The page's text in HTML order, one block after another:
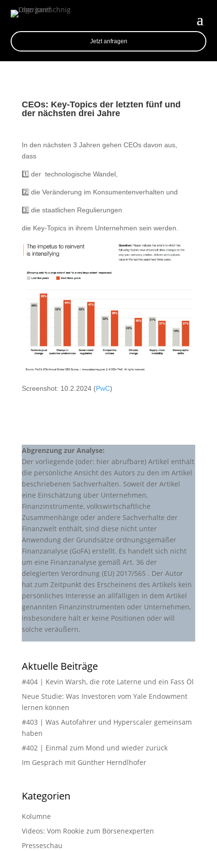
Jetzt anfragen
CEOs: Key-Topics der letzten fünf und
der nächsten drei Jahre
In den nächsten 3 Jahren gehen CEOs davon aus,
dass
1️⃣ der technologische Wandel,
2️⃣ die Veränderung im Konsumentenverhalten und
3️⃣ die staatlichen Regulierungen
die Key-Topics in ihrem Unternehmen sein werden.
Screenshot: 10.2.2024 (PwC)
Abgrenzung zur Analyse:
Der vorliegende (oder: hier abrufbare) Artikel enthält
die persönliche Ansicht des Autors zu den im Artikel
beschriebenen Sachverhalten. Soweit der Artikel
eine Einschätzung über Unternehmen,
Finanzinstrumente, volkswirtschaftliche
Zusammenhänge oder andere Sachverhalte der
Finanzwelt enthält, sind diese nicht unter
Anwendung der Grundsätze ordnungsgemäßer
Finanzanalyse (GoFA) erstellt. Es handelt sich nicht
um eine Finanzanalyse gemäß Art. 36 der
delegierten Verordnung (EU) 2017/565 . Der Autor
hat zum Zeitpunkt des Erscheinens des Artikels kein
persönliches Interesse an allfälligen in dem Artikel
genannten Finanzinstrumenten oder Unternehmen,
insbesondere hält er keine Positionen oder will
solche veräußern.
Aktuelle Beiträge
#404 | Kevin Warsh, die rote Laterne und ein Fass Öl
Neue Studie: Was Investoren vom Yale Endowment
lernen können
#403 | Was Autofahrer und Hyperscaler gemeinsam
haben
#402 | Einmal zum Mond und wieder zurück
Im Gespräch mit Günther Herndlhofer
Kategorien
Kolumne
Videos: Vom Rookie zum Börsenexperten
Presseschau